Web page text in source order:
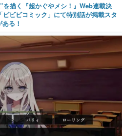
を描く『超かぐやメシ！』Web連載決
ビビコミック」にて特別話が掲載スタ
る！